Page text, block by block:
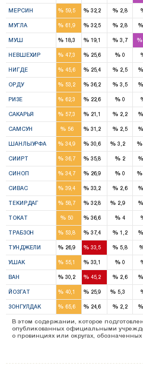
МЕРСИН %59,5 %32,2 % 2,8
МУГЛА %61,9 %32,5 % 2,8 %
МУШ %18,3 %19,1 % 3,7 %
НЕВШЕХИР %47,3 %25,6 % 0
НИГДЕ %45,6 %25,4 % 2,5 %
ОРДУ %53,2 %36,2 % 3,5 %
РИЗЕ %62,3 %22,6 % 0
САКАРЬЯ %57,3 %21,1 % 2,2 %
САМСУН %56 %31,2 % 2,5 %
ШАНЛЫУРФА %34,9 %30,6 % 3,2 %
СИИРТ %36,7 %35,8 % 2 %
СИНОП %34,7 %26,9 % 0 %
СИВАС %39,4 %33,2 % 2,6 %
ТЕКИРДАГ %58,7 %32,8 % 2,9 %
ТОКАТ %50 %36,6 % 4
ТРАБЗОН %53,8 %37,4 % 1,2 %
ТУНДЖЕЛИ %26,9 %33,5 % 5,8
УШАК %55,1 %33,1 % 0
ВАН %30,2 %45,2 % 2,6 %
ЙОЗГАТ %40,1 %25,9 % 5,3
ЗОНГУЛДАК %65,6 %24,6 % 2,2 %
В этом содержании, которое
опубликованных официальными
о провинциях или округах, обозначенных